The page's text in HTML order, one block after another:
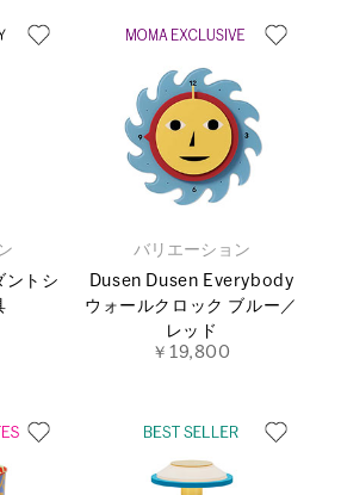
ントシ
バリエーション
Dusen Dusen Everybody
ウォールクロック ブルー／
レッド
￥19,800